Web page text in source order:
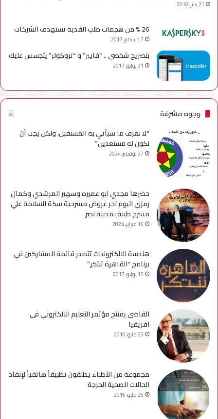
21 يناير، 2018
26 % من هجمات طلب الفدية تستهدف الشركات
7 ديسمبر، 2017
بتصريح شخصي .. “فايبر” و “تروكولر” يتجسس عليك
31 يوليو، 2017
وجوه مشرفة
“لا نعرف ما سيأتي به المستقبل، ولكن يجب أن
نكون له مستعدين”
27 نوفمبر، 2024
حضرها مجدي ابو عميره وسهير المرشدي وكمال
رمزي اليوم اخر عروض مسرحية سكة السلامة علي
مسرح طيبة بمدينة نصر
16 فبراير، 2024
هندسة الالكترونيات تتصدر قائمة المشاركين في
برنامج “القاهرة تبتكر”
15 يوليو، 2017
القاضى يفتتح مؤتمر التعليم الالكترونى فى
افريقيا
25 مايو، 2016
مجموعة من الأطباء يطلقون تطبيقاً هاتفياً لإنقاذ
الحالات الصحية الحرجة
25 مايو، 2016